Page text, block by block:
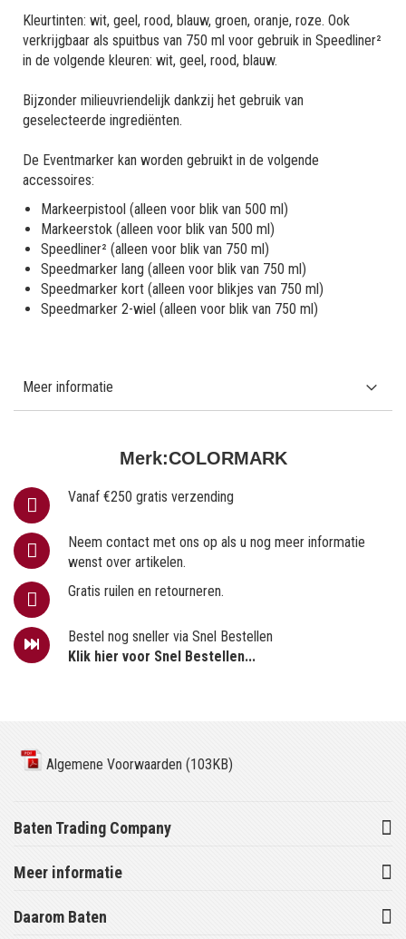
Merk:COLORMARK
Vanaf €250 gratis verzending
Neem contact met ons op als u nog meer informatie
wenst over artikelen.
Gratis ruilen en retourneren.
Bestel nog sneller via Snel Bestellen
Klik hier voor Snel Bestellen...
Kleurtinten: wit, geel, rood, blauw, groen, oranje, roze. Ook
verkrijgbaar als spuitbus van 750 ml voor gebruik in Speedliner²
in de volgende kleuren: wit, geel, rood, blauw.
Bijzonder milieuvriendelijk dankzij het gebruik van
geselecteerde ingrediënten.
De Eventmarker kan worden gebruikt in de volgende
accessoires:
Markeerpistool (alleen voor blik van 500 ml)
Markeerstok (alleen voor blik van 500 ml)
Speedliner² (alleen voor blik van 750 ml)
Speedmarker lang (alleen voor blik van 750 ml)
Speedmarker kort (alleen voor blikjes van 750 ml)
Speedmarker 2-wiel (alleen voor blik van 750 ml)
Meer informatie
Algemene Voorwaarden (103KB)
Baten Trading Company
Meer informatie
Daarom Baten